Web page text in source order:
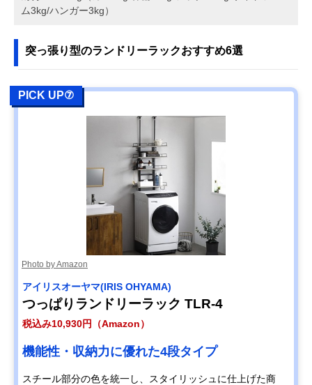
ム3kg/ハンガー3kg）
突っ張り型のランドリーラックおすすめ6選
PICK UP⑦
Photo by Amazon
アイリスオーヤマ(IRIS OHYAMA)
つっぱりランドリーラック TLR-4
税込み10,930円（Amazon）
機能性・収納力に優れた4段タイプ
スチール部分の色を統一し、スタイリッシュに仕上げた商